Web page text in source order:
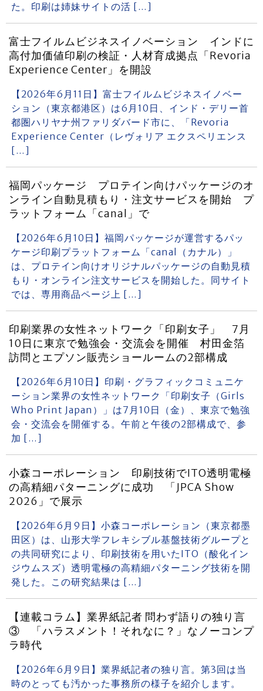
た。印刷は姉妹サイトの活 […]
富士フイルムビジネスイノベーション インドに
高付加価値印刷の検証・人材育成拠点「Revoria
Experience Center」を開設
【2026年6月11日】富士フイルムビジネスイノベー
ション（東京都港区）は6月10日、インド・デリー首
都圏ハリヤナ州ファリダバード市に、「Revoria
Experience Center（レヴォリア エクスペリエンス
[…]
福岡パッケージ プロテイン向けパッケージのオ
ンライン自動見積もり・注文サービスを開始 プ
ラットフォーム「canal」で
【2026年6月10日】福岡パッケージが運営するパッ
ケージ印刷プラットフォーム「canal（カナル）」
は、プロテイン向けオリジナルパッケージの自動見積
もり・オンライン注文サービスを開始した。同サイト
では、専用商品ページ上 […]
印刷業界の女性ネットワーク「印刷女子」 7月
10日に東京で勉強会・交流会を開催 村田金箔
訪問とエプソン販売ショールームの2部構成
【2026年6月10日】印刷・グラフィックコミュニケ
ーション業界の女性ネットワーク「印刷女子（Girls
Who Print Japan）」は7月10日（金）、東京で勉強
会・交流会を開催する。午前と午後の2部構成で、参
加 […]
小森コーポレーション 印刷技術でITO透明電極
の高精細パターニングに成功 「JPCA Show
2026」で展示
【2026年6月9日】小森コーポレーション（東京都墨
田区）は、山形大学フレキシブル基盤技術グループと
の共同研究により、印刷技術を用いたITO（酸化イン
ジウムスズ）透明電極の高精細パターニング技術を開
発した。この研究結果は […]
【連載コラム】業界紙記者 問わず語りの独り言
③ 「ハラスメント！それなに？」なノーコンプ
ラ時代
【2026年6月9日】業界紙記者の独り言。第3回は当
時のとっても汚かった事務所の様子を紹介します。